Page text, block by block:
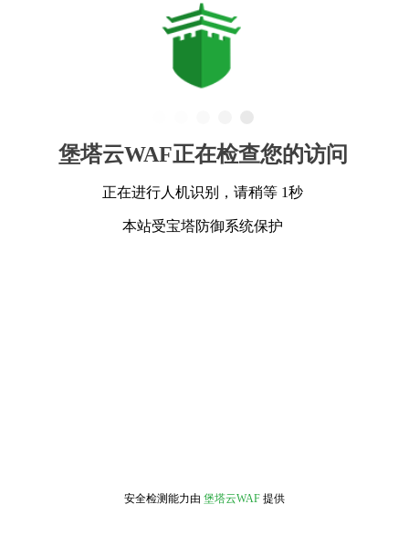
堡塔云WAF正在检查您的访问
正在进行人机识别，请稍等 1秒
本站受宝塔防御系统保护
安全检测能力由 堡塔云WAF 提供